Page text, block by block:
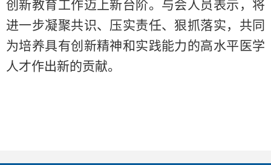
创新教育工作迈上新台阶。与会人员表示，将
进一步凝聚共识、压实责任、狠抓落实，共同
为培养具有创新精神和实践能力的高水平医学
人才作出新的贡献。